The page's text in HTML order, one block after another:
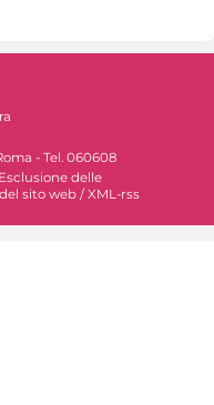
- Tel. 060608
Esclusione delle
sito web /XML-rss